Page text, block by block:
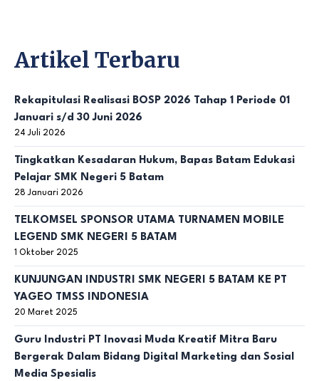
Artikel Terbaru
Rekapitulasi Realisasi BOSP 2026 Tahap 1 Periode 01
Januari s/d 30 Juni 2026
24 Juli 2026
Tingkatkan Kesadaran Hukum, Bapas Batam Edukasi
Pelajar SMK Negeri 5 Batam
28 Januari 2026
TELKOMSEL SPONSOR UTAMA TURNAMEN MOBILE
LEGEND SMK NEGERI 5 BATAM
1 Oktober 2025
KUNJUNGAN INDUSTRI SMK NEGERI 5 BATAM KE PT
YAGEO TMSS INDONESIA
20 Maret 2025
Guru Industri PT Inovasi Muda Kreatif Mitra Baru
Bergerak Dalam Bidang Digital Marketing dan Sosial
Media Spesialis